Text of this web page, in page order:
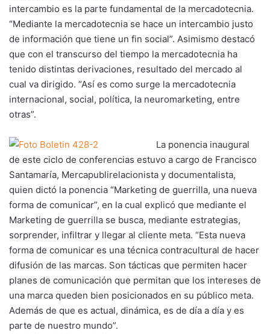
intercambio es la parte fundamental de la mercadotecnia.
“Mediante la mercadotecnia se hace un intercambio justo
de información que tiene un fin social”. Asimismo destacó
que con el transcurso del tiempo la mercadotecnia ha
tenido distintas derivaciones, resultado del mercado al
cual va dirigido. “Así es como surge la mercadotecnia
internacional, social, política, la neuromarketing, entre
otras”.
La ponencia inaugural
de este ciclo de conferencias estuvo a cargo de Francisco
Santamaría, Mercapublirelacionista y documentalista,
quien dictó la ponencia “Marketing de guerrilla, una nueva
forma de comunicar”, en la cual explicó que mediante el
Marketing de guerrilla se busca, mediante estrategias,
sorprender, infiltrar y llegar al cliente meta. “Esta nueva
forma de comunicar es una técnica contracultural de hacer
difusión de las marcas. Son tácticas que permiten hacer
planes de comunicación que permitan que los intereses de
una marca queden bien posicionados en su público meta.
Además de que es actual, dinámica, es de día a día y es
parte de nuestro mundo”.